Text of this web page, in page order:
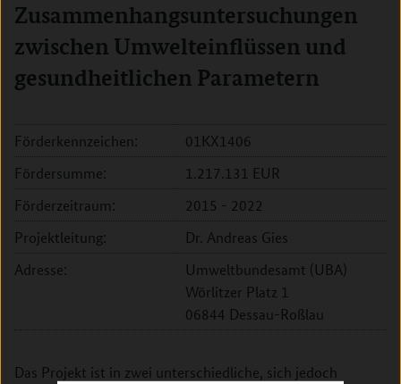
Zusammenhangsuntersuchungen
zwischen Umwelteinflüssen und
gesundheitlichen Parametern
Förderkennzeichen:
01KX1406
Fördersumme:
1.217.131 EUR
Förderzeitraum:
2015 - 2022
Projektleitung:
Dr. Andreas Gies
Adresse:
Umweltbundesamt (UBA)
Wörlitzer Platz 1
06844 Dessau-Roßlau
Das Projekt ist in zwei unterschiedliche, sich jedoch